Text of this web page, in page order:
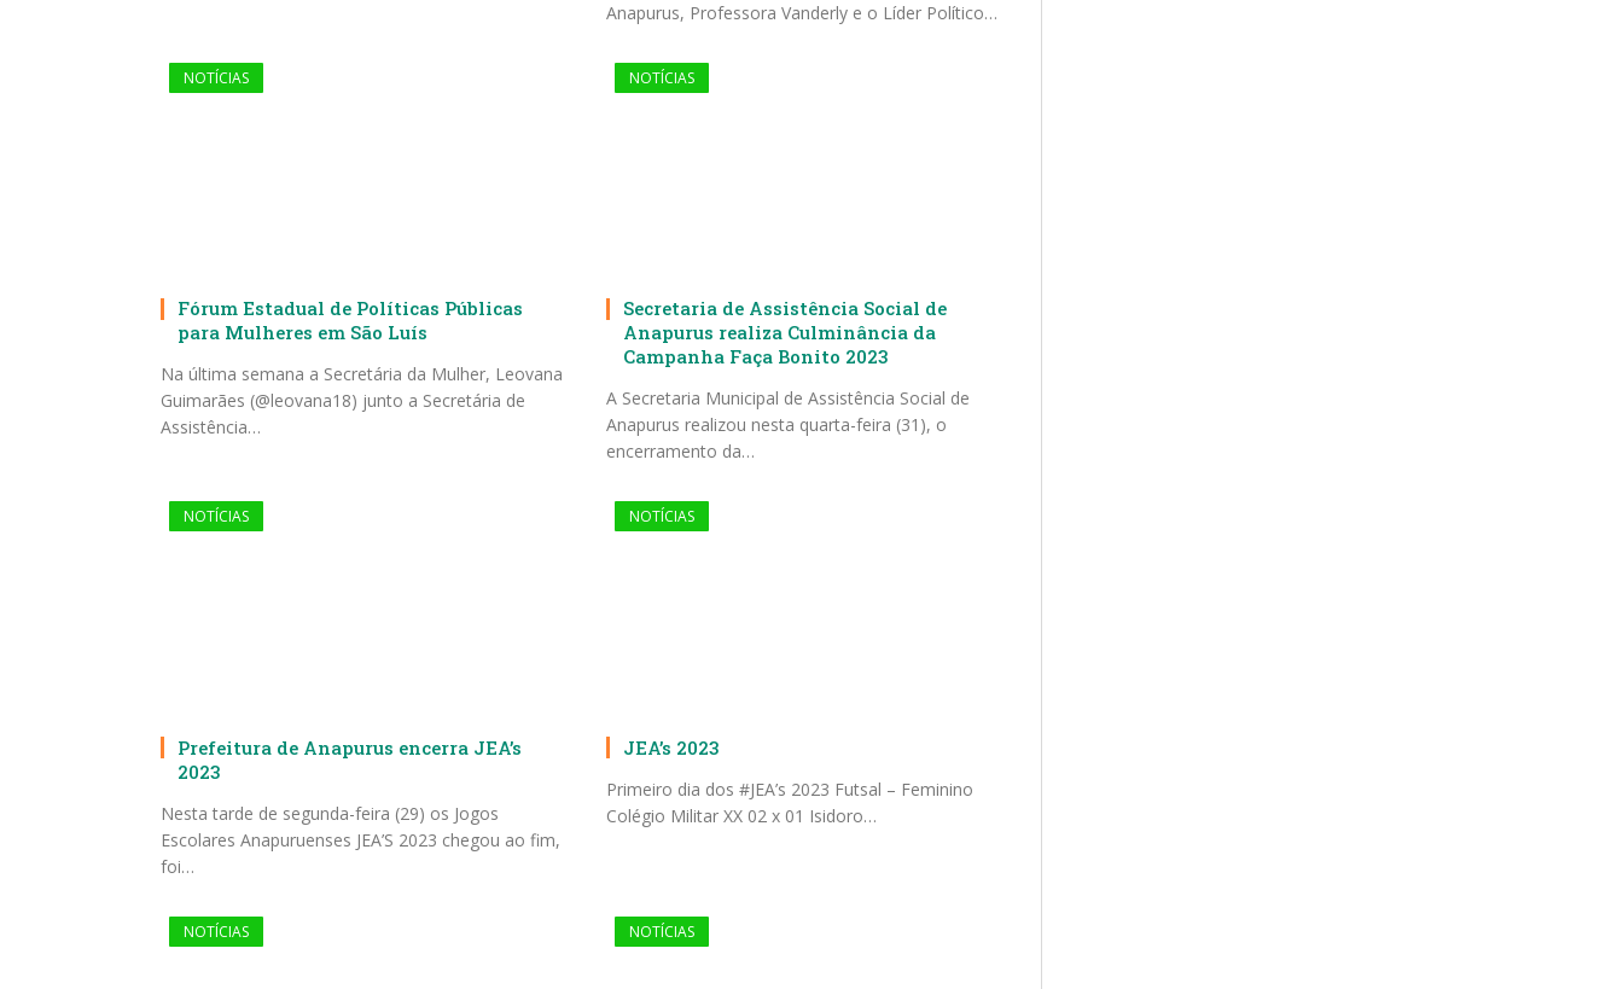
Anapurus, Professora Vanderly e o Líder Político…
NOTÍCIAS
Fórum Estadual de Políticas Públicas
para Mulheres em São Luís
Na última semana a Secretária da Mulher, Leovana
Guimarães (@leovana18) junto a Secretária de
Assistência…
NOTÍCIAS
Secretaria de Assistência Social de
Anapurus realiza Culminância da
Campanha Faça Bonito 2023
A Secretaria Municipal de Assistência Social de
Anapurus realizou nesta quarta-feira (31), o
encerramento da…
NOTÍCIAS
Prefeitura de Anapurus encerra JEA’s
2023
Nesta tarde de segunda-feira (29) os Jogos
Escolares Anapuruenses JEA’S 2023 chegou ao fim,
foi…
NOTÍCIAS
JEA’s 2023
Primeiro dia dos #JEA’s 2023 Futsal – Feminino
Colégio Militar XX 02 x 01 Isidoro…
NOTÍCIAS NOTÍCIAS